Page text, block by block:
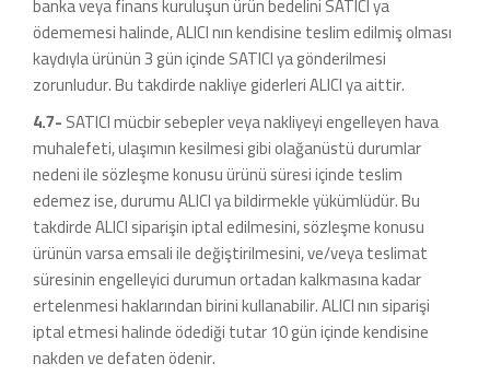
ödememesi halinde, ALICI nın kendisine teslim edilmiş olması
kaydıyla ürünün 3 gün içinde SATICI ya gönderilmesi
zorunludur. Bu takdirde nakliye giderleri ALICI ya aittir.
4.7-SATICI mücbir sebepler veya nakliyeyi engelleyen hava
muhalefeti, ulaşımın kesilmesi gibi olağanüstü durumlar
nedeni ile sözleşme konusu ürünü süresi içinde teslim
edemez ise, durumu ALICI ya bildirmekle yükümlüdür. Bu
takdirde ALICI siparişin iptal edilmesini, sözleşme konusu
ürünün varsa emsali ile değiştirilmesini, ve/veya teslimat
süresinin engelleyici durumun ortadan kalkmasına kadar
ertelenmesi haklarından birini kullanabilir. ALICI nın siparişi
iptal etmesi halinde ödediği tutar 10 gün içinde kendisine
nakden ve defaten ödenir.